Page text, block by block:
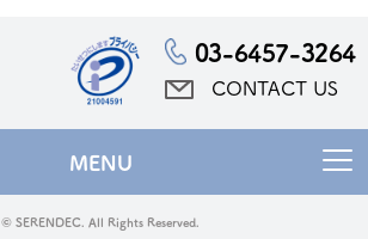
03-6457-3264
CONTACT US
MENU
© SERENDEC. All Rights Reserved.